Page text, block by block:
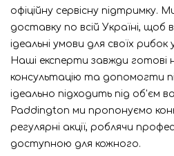
офіційну сервісну підтримку.
доставку по всій Україні,
ідеальні умови для своїх
Наші експерти завжди готові
консультацію та допомогти
ідеально підходить під об'єм
Paddington ми пропонуємо
регулярні акції, роблячи
доступною для кожного.